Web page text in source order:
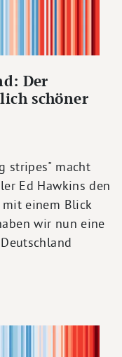
Der
schöner
stripes" macht
Ed Hawkins den
mit einem Blick
wir nun eine